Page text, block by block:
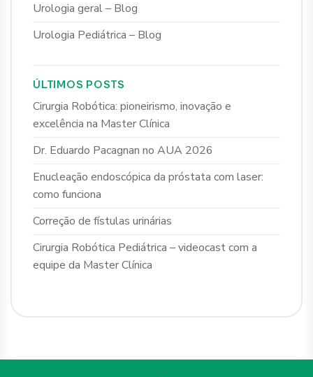
Urologia geral – Blog
Urologia Pediátrica – Blog
ÚLTIMOS POSTS
Cirurgia Robótica: pioneirismo, inovação e
excelência na Master Clínica
Dr. Eduardo Pacagnan no AUA 2026
Enucleação endoscópica da próstata com laser:
como funciona
Correção de fístulas urinárias
Cirurgia Robótica Pediátrica – videocast com a
equipe da Master Clínica